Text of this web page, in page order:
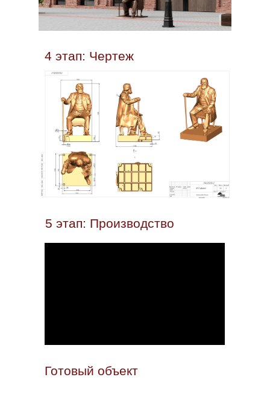
5 этап: Производство
Готовый объект
4 этап: Чертеж